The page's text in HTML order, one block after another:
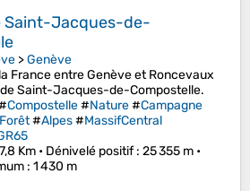
Saint-Jacques-de-
>Genève
France entre Genève et Roncevaux
Saint-Jacques-de-Compostelle.
Compostelle#Nature#Campagne
Forêt#Alpes#MassifCentral
Km • Dénivelé positif: 25 355 m •
: 1 430 m